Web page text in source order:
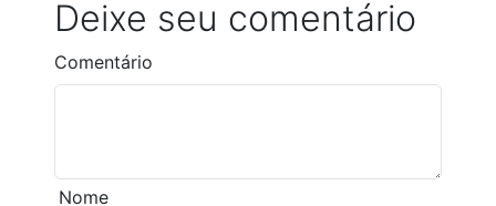
Deixe seu comentário
Comentário
Nome